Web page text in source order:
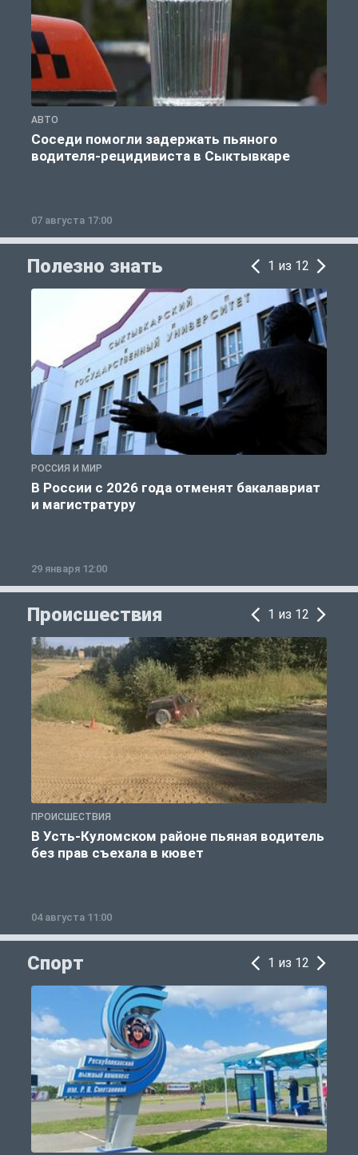
АВТО
Соседи помогли задержать пьяного
водителя-рецидивиста в Сыктывкаре
07 августа 17:00
Полезно знать 1 из 12
РОССИЯ И МИР
В России с 2026 года отменят бакалавриат
и магистратуру
29 января 12:00
Происшествия 1 из 12
ПРОИСШЕСТВИЯ
В Усть-Куломском районе пьяная водитель
без прав съехала в кювет
04 августа 11:00
Спорт 1 из 12